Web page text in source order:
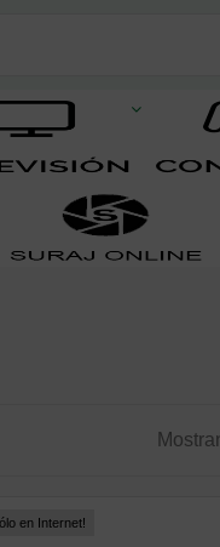
en Internet!